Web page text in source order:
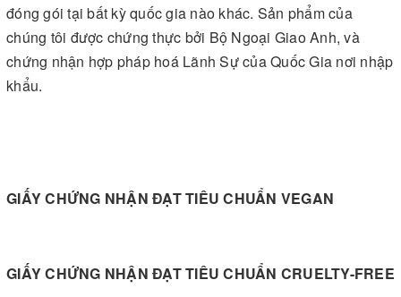
đóng gói tại bất kỳ quốc gia nào khác. Sản phẩm của
chúng tôi được chứng thực bởi Bộ Ngoại Giao Anh, và
chứng nhận hợp pháp hoá Lãnh Sự của Quốc Gia nơi nhập
khẩu.
GIẤY CHỨNG NHẬN ĐẠT TIÊU CHUẨN VEGAN
GIẤY CHỨNG NHẬN ĐẠT TIÊU CHUẨN CRUELTY-FREE